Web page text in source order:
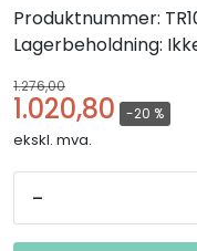
Produktnummer:
Lagerbeholdning:
1.276,00
1.020,80 -20 %
ekskl. mva.
-